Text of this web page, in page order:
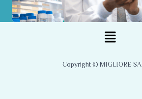
Menu
Copyright © MIGLIORE